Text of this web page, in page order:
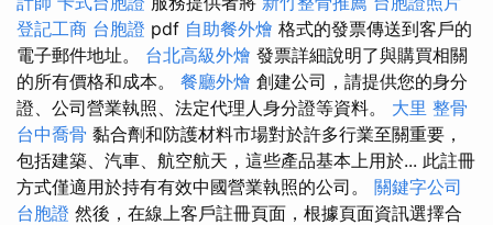
登記工商 台胞證 pdf 自助餐外燴 格式的發票傳送到客戶的
電子郵件地址。 台北高級外燴 發票詳細說明了與購買相關
的所有價格和成本。 餐廳外燴 創建公司，請提供您的身分
證、公司營業執照、法定代理人身分證等資料。 大里 整骨
台中喬骨 黏合劑和防護材料市場對於許多行業至關重要，
包括建築、汽車、航空航天，這些產品基本上用於... 此註冊
方式僅適用於持有有效中國營業執照的公司。 關鍵字公司
台胞證 然後，在線上客戶註冊頁面，根據頁面資訊選擇合